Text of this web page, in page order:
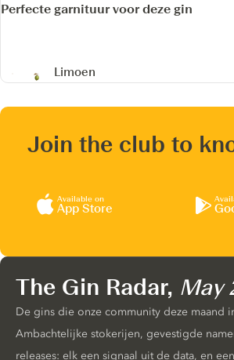
Perfecte garnituur voor deze gin
Limoen
Join the club to
Available on
App Store
The Gin Radar, May
De gins die onze community deze maand
Ambachtelijke stokerijen, gevestigde
releases: elk een signaal uit de data, en